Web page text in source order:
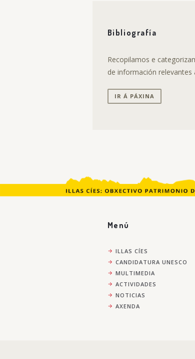
Bibliografía
Recopilamos e
de información relevantes
IR Á PÁXINA
Menú
ILLAS CÍES
CANDIDATURA UNESCO
MULTIMEDIA
ACTIVIDADES
NOTICIAS
AXENDA